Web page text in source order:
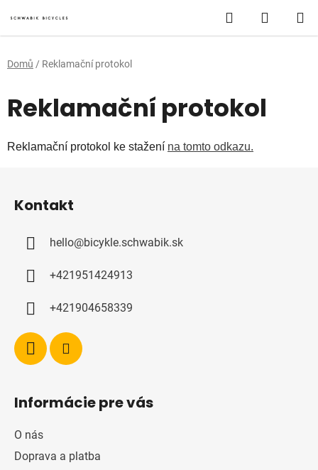
na
obsah
Hledat
KOŠÍK
Domů / Reklamační protokol
Reklamační protokol
Reklamační protokol ke stažení na tomto odkazu.
Kontakt
hello@bicykle.schwabik.sk
+421951424913
+421904658339
Informácie pre vás
O nás
Doprava a platba